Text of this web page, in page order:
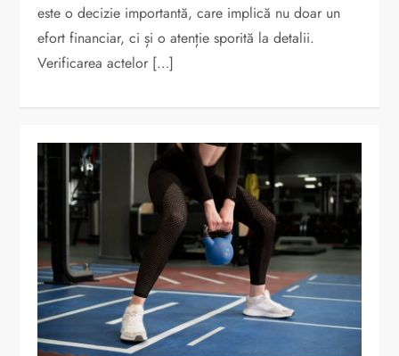
este o decizie importantă, care implică nu doar un
efort financiar, ci și o atenție sporită la detalii.
Verificarea actelor […]